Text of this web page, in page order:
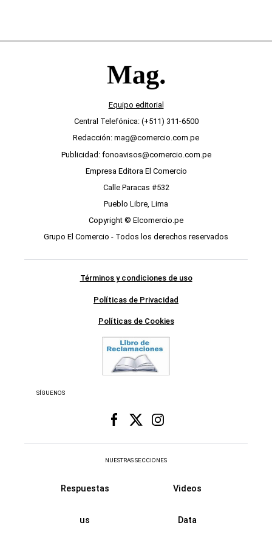
Equipo editorial
Central Telefónica: (+511) 311-6500
Redacción: mag@comercio.com.pe
Publicidad: fonoavisos@comercio.com.pe
Empresa Editora El Comercio
Calle Paracas #532
Pueblo Libre, Lima
Copyright © Elcomercio.pe
Grupo El Comercio - Todos los derechos reservados
Términos y condiciones de uso
Políticas de Privacidad
Políticas de Cookies
SÍGUENOS
NUESTRAS SECCIONES
Respuestas Videos
us Data